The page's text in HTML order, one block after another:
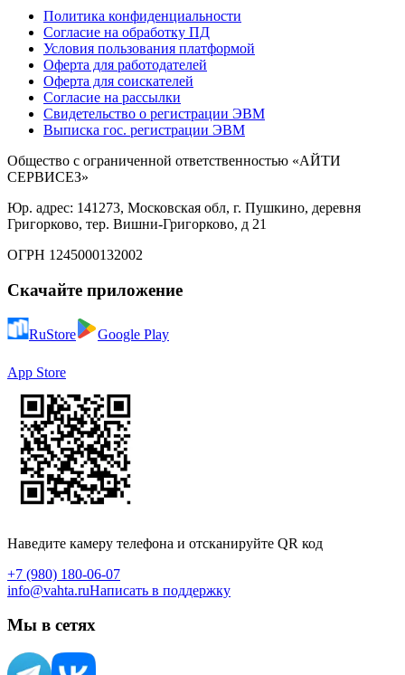
Политика конфиденциальности
Согласие на обработку ПД
Условия пользования платформой
Оферта для работодателей
Оферта для соискателей
Согласие на рассылки
Свидетельство о регистрации ЭВМ
Выписка гос. регистрации ЭВМ
Общество с ограниченной ответственностью «АЙТИ
СЕРВИСЕЗ»
Юр. адрес: 141273, Московская обл, г. Пушкино, деревня
Григорково, тер. Вишни-Григорково, д 21
ОГРН 1245000132002
Скачайте приложение
RuStore Google Play
App Store
Наведите камеру телефона и отсканируйте QR код
+7 (980) 180-06-07
info@vahta.ruНаписать в поддержку
Мы в сетях